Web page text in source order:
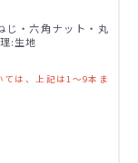
・六角ナット・丸
:生地
は、上記は1～9本ま